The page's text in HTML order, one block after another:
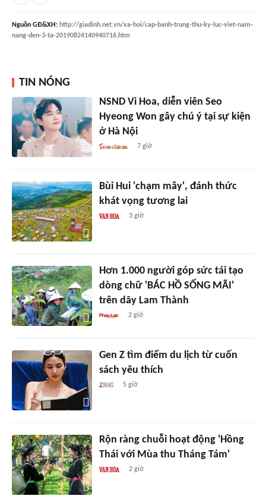
Nguồn GĐ&XH: http://giadinh.net.vn/xa-hoi/cap-banh-trung-thu-ky-luc-viet-nam-
nang-den-3-ta-20190824140940716.htm
TIN NÓNG
NSND Vi Hoa, diễn viên Seo
Hyeong Won gây chú ý tại sự kiện
ở Hà Nội
7 giờ
Bùi Hui 'chạm mây', đánh thức
khát vọng tương lai
3 giờ
Hơn 1.000 người góp sức tái tạo
dòng chữ 'BÁC HỒ SỐNG MÃI'
trên dãy Lam Thành
2 giờ
Gen Z tìm điểm du lịch từ cuốn
sách yêu thích
5 giờ
Rộn ràng chuỗi hoạt động 'Hồng
Thái với Mùa thu Tháng Tám'
2 giờ